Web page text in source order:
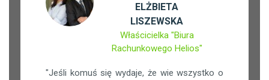
ELŻBIETA
LISZEWSKA
Właścicielka "Biura
Rachunkowego Helios"
"Jeśli komuś się wydaje, że wie wszystko o